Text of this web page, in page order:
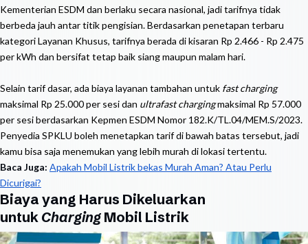
Kementerian ESDM dan berlaku secara nasional, jadi tarifnya tidak
berbeda jauh antar titik pengisian. Berdasarkan penetapan terbaru
kategori Layanan Khusus, tarifnya berada di kisaran Rp 2.466 - Rp 2.475
per kWh dan bersifat tetap baik siang maupun malam hari.
Selain tarif dasar, ada biaya layanan tambahan untuk fast charging
maksimal Rp 25.000 per sesi dan ultrafast chargingmaksimal Rp 57.000
per sesi berdasarkan Kepmen ESDM Nomor 182.K/TL.04/MEM.S/2023.
Penyedia SPKLU boleh menetapkan tarif di bawah batas tersebut, jadi
kamu bisa saja menemukan yang lebih murah di lokasi tertentu.
Baca Juga: Apakah Mobil Listrik bekas Murah Aman? Atau Perlu
Dicurigai?
Biaya yang Harus Dikeluarkan
untuk Charging Mobil Listrik